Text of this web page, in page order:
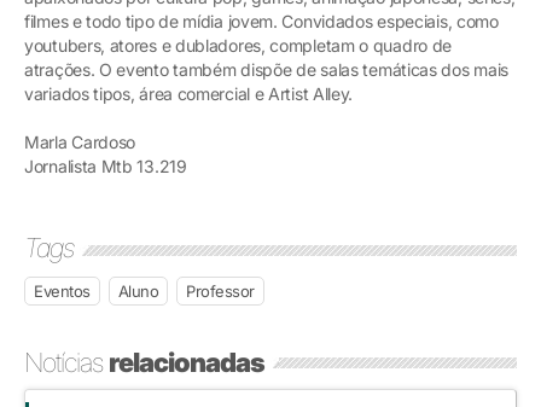
filmes e todo tipo de mídia jovem. Convidados especiais, como
youtubers, atores e dubladores, completam o quadro de
atrações. O evento também dispõe de salas temáticas dos mais
variados tipos, área comercial e Artist Alley.
Marla Cardoso
Jornalista Mtb 13.219
Tags
Eventos Aluno Professor
Notíciasrelacionadas